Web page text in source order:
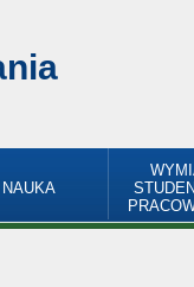
NAUKA